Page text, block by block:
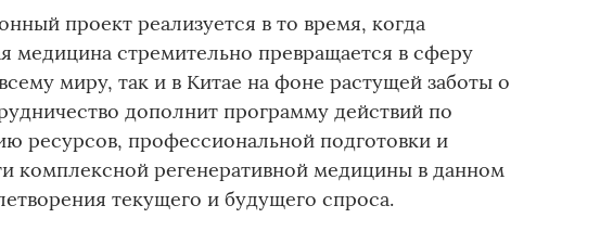
проект реализуется в то время, когда
медицина стремительно превращается в сферу
миру, так и в Китае на фоне растущей заботы о
дополнит программу действий по
ресурсов, профессиональной подготовки и
комплексной регенеративной медицины в данном
текущего и будущего спроса.